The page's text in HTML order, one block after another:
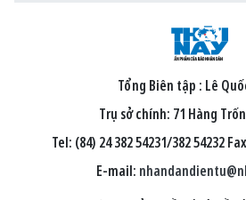
Tổng Biên tập : Lê
Trụ sở chính: 71 Hàng
Tel: (84) 24 382 54231/382 54232
E-mail: